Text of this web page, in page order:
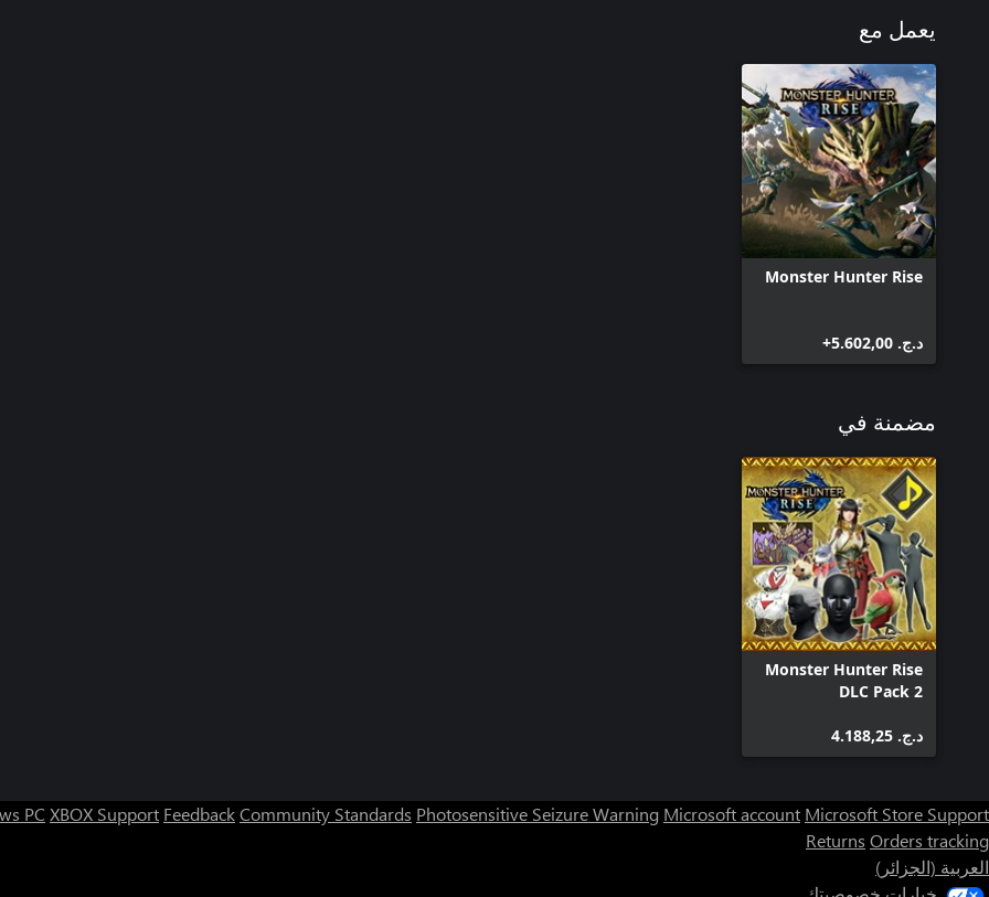
يعمل مع
Monster Hunter Rise
د.ج.‏ 5.602,00+
مضمنة في
Monster Hunter Rise
DLC Pack 2
د.ج.‏ 4.188,25
PC XBOX Support FeedbackCommunity Standards Photosensitive Seizure Warning Microsoft account Microsoft Store Support
Returns Orders tracking
العربية (الجزائر)